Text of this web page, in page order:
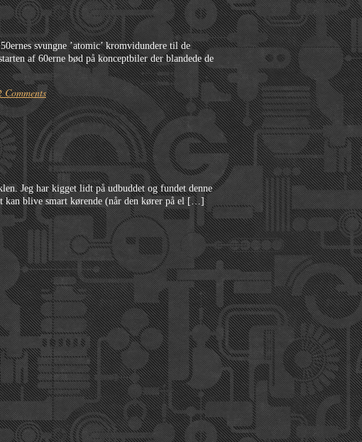
svungne ’atomic’ kromvidundere til de
af 60erne bød på konceptbiler der blandede de
Comments
Jeg har kigget lidt på udbuddet og fundet denne
kan blive smart kørende (når den kører på el […]